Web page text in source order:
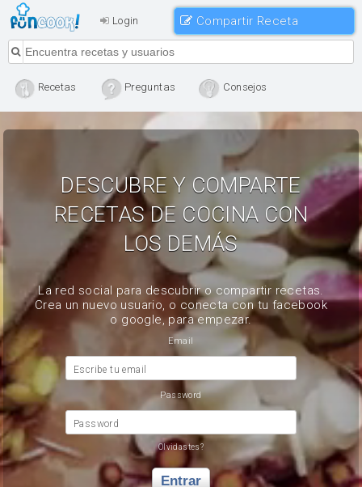
Login
Recetas Preguntas Consejos
DESCUBRE Y COMPARTE
RECETAS DE COCINA CON
LOS DEMÁS
La red social para descubrir o compartir recetas.
Crea un nuevo usuario, o conecta con tu facebook
o google, para empezar.
Email
Escribe tu email
Password
Password
Olvidastes?
Entrar
Compartir Receta